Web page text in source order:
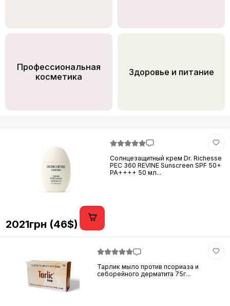
Профессиональная
косметика
Здоровье и питание
Солнцезащитный крем Dr. Richesse
PEC 360 REVINE Sunscreen SPF 50+
PA++++ 50 мл...
2021грн (46$)
Тарлик мыло против псориаза и
себорейного дерматита 75г...